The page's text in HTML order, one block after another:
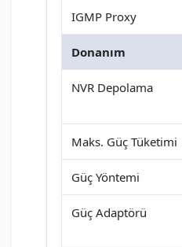
IGMP Proxy
Donanım
NVR Depolama
Maks. Güç Tüketimi
Güç Yöntemi
Güç Adaptörü